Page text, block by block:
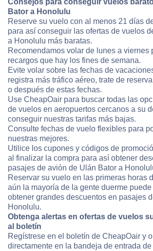
Consejos para conseguir vuelos
Bator a Honolulu
Reserve su vuelo con al menos 21 días
para así conseguir las ofertas de vuelos
a Honolulu más baratas.
Recomendamos volar de lunes a viernes
recargos que hay los fines de semana.
Evite volar sobre las fechas de
registra más tráfico aéreo, trate de
o después de estas fechas.
Use CheapOair para buscar todas las
de vuelos en aeropuertos cercanos a su
conseguir nuestras tarifas más bajas.
Consulte fechas de vuelo flexibles para
nuestras mejores.
Utilice los cupones y códigos de
al finalizar la compra para así obtener
pasajes de avión de Ulán Bator a
Reservar su vuelo en las primeras horas
aún la mayoría de la gente duerme
obtener grandes descuentos en pasajes
Honolulu.
Obtenga alertas en ofertas de vuelos
al boletín
Regístrese en el boletín de CheapOair y
directamente en la bandeja de entrada